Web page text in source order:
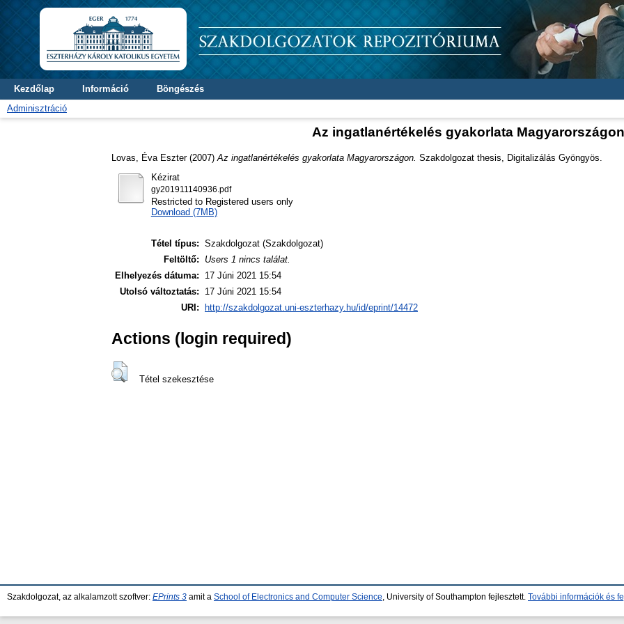
Kezdőlap Információ
Böngészés
Adminisztráció
Az ingatlanértékelés gyakorlata Magyarországon
Lovas, Éva Eszter(2007) Az ingatlanértékelés gyakorlata Magyarországon. Szakdolgozat thesis, Digitalizálás Gyöngyös.
Kézirat
gy201911140936.pdf
Restricted to Registered users only
Download (7MB)
Tétel típus: Szakdolgozat (Szakdolgozat)
Feltöltő:
Users 1 nincs találat.
Elhelyezés dátuma:
17 Júni 2021 15:54
Utolsó változtatás:
17 Júni 2021 15:54
URI:
http://szakdolgozat.uni-eszterhazy.hu/id/eprint/14472
Actions (login required)
Tétel szekesztése
Szakdolgozat, az alkalamzott szoftver: EPrints 3 amit a School of Electronics and Computer Science , University of Southampton fejlesztett. További információk és